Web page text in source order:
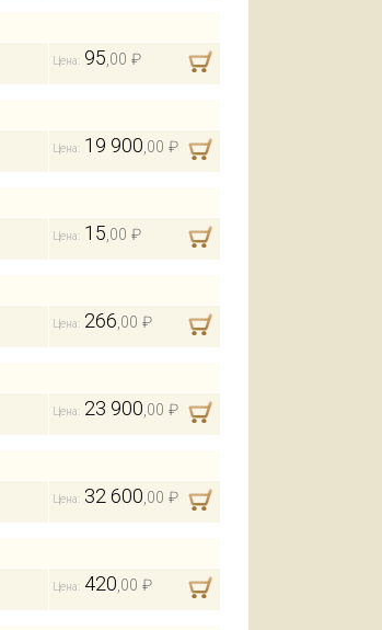
Цена: 95,00 ₽
Цена: 19 900,00 ₽
Цена: 15,00 ₽
Цена: 266,00 ₽
Цена: 23 900,00 ₽
Цена: 32 600,00 ₽
Цена: 420,00 ₽